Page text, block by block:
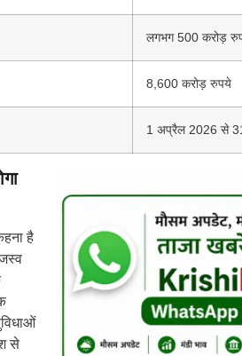
लगभग 500 करोड़
8,600 करोड़ रुपये
1 अप्रैल 2026 से
है
से